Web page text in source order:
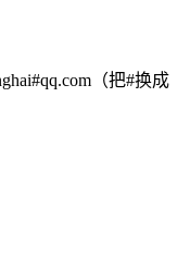
（把#换成